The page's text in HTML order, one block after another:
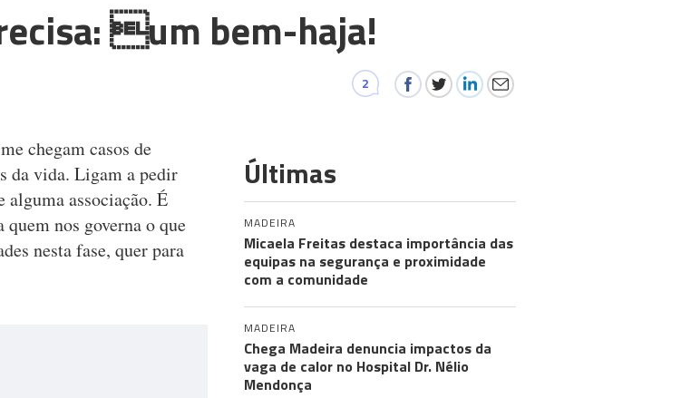
um bem-haja!
2
chegam casos de
da vida. Ligam a pedir
alguma associação. É
quem nos governa o que
nesta fase, quer para
Últimas
MADEIRA
Micaela Freitas destaca importância das
equipas na segurança e proximidade
com a comunidade
MADEIRA
Chega Madeira denuncia impactos da
vaga de calor no Hospital Dr. Nélio
Mendonça